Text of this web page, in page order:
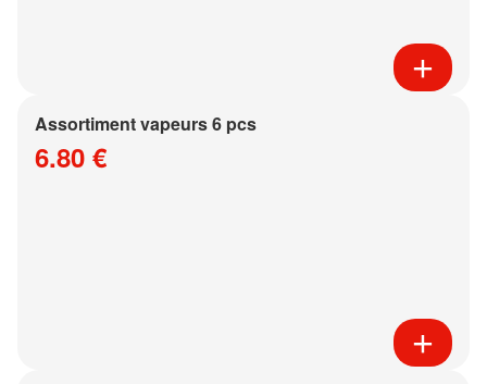
Assortiment vapeurs 6 pcs
6.80 €